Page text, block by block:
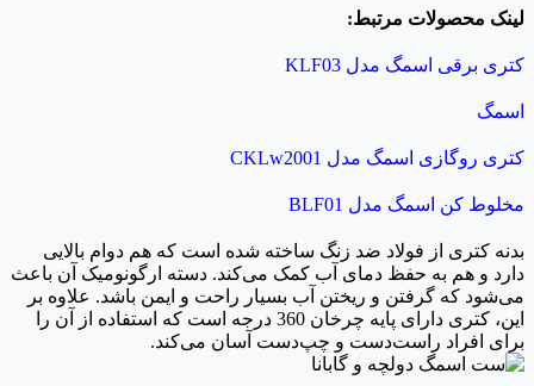
لینک محصولات مرتبط:
کتری برقی اسمگ مدل KLF03‎
اسمگ
کتری روگازی اسمگ مدل CKLw2001‎
مخلوط کن اسمگ مدل BLF01
بدنه کتری از فولاد ضد زنگ ساخته شده است که هم دوام بالایی
دارد و هم به حفظ دمای آب کمک می‌کند. دسته ارگونومیک آن باعث
می‌شود که گرفتن و ریختن آب بسیار راحت و ایمن باشد. علاوه بر
این، کتری دارای پایه چرخان 360 درجه است که استفاده از آن را
برای افراد راست‌دست و چپ‌دست آسان می‌کند.